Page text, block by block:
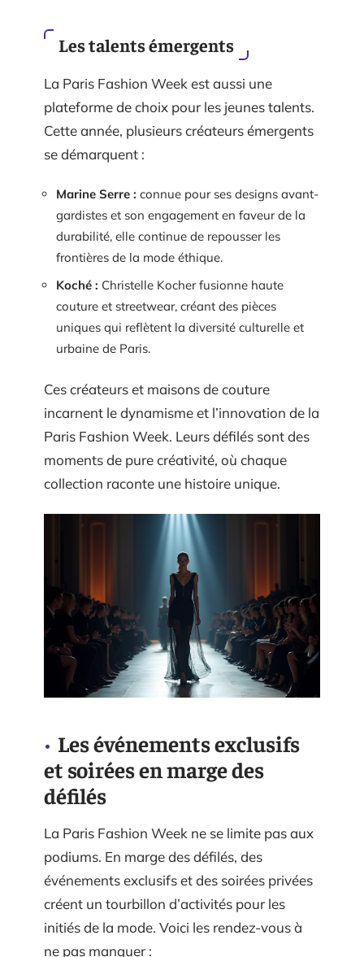
Les talents émergents
La Paris Fashion Week est aussi une
plateforme de choix pour les jeunes talents.
Cette année, plusieurs créateurs émergents
se démarquent :
Marine Serre : connue pour ses designs avant-
gardistes et son engagement en faveur de la
durabilité, elle continue de repousser les
frontières de la mode éthique.
Koché : Christelle Kocher fusionne haute
couture et streetwear, créant des pièces
uniques qui reflètent la diversité culturelle et
urbaine de Paris.
Ces créateurs et maisons de couture
incarnent le dynamisme et l’innovation de la
Paris Fashion Week. Leurs défilés sont des
moments de pure créativité, où chaque
collection raconte une histoire unique.
Les événements exclusifs
et soirées en marge des
défilés
La Paris Fashion Week ne se limite pas aux
podiums. En marge des défilés, des
événements exclusifs et des soirées privées
créent un tourbillon d’activités pour les
initiés de la mode. Voici les rendez-vous à
ne pas manquer :